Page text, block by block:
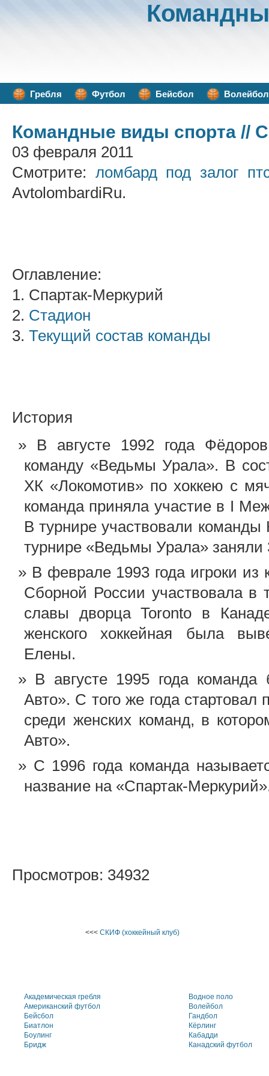
Гребля Футбол Бейсбол Волейбол
Командные виды спорта //
03 февраля 2011
Смотрите: ломбард под залог
AvtolombardiRu.
Оглавление:
1. Спартак-Меркурий
2. Стадион
3. Текущий состав команды
История
В августе 1992 года
команду «Ведьмы Урала». В
ХК «Локомотив» по хоккею с
команда приняла участие в I
В турнире участвовали
турнире «Ведьмы Урала» заняли
В феврале 1993 года игроки
Сборной России участвовала
славы дворца Toronto в
женского хоккейная была
Елены.
В августе 1995 года
Авто». С того же года
среди женских команд, в
Авто».
С 1996 года команда
название на «Спартак-
Просмотров: 34932
<<< СКИФ (хоккейный клуб)
Академическая гребля
Американский футбол
Бейсбол
Биатлон
Боулинг
Бридж
Водное поло
Волейбол
Гандбол
Кёрлинг
Кабадди
Канадский футбол